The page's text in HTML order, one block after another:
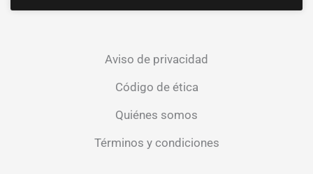
Aviso de privacidad
Código de ética
Quiénes somos
Términos y condiciones